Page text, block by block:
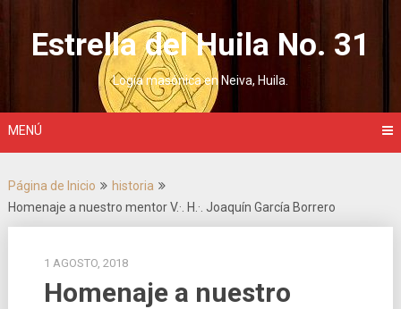
contenidoEstrella del Huila No. 31
Logia masónica en Neiva, Huila.
MENÚ
Página de Inicio
historia
Homenaje a nuestro mentor V.·. H.·. Joaquín García Borrero
1 AGOSTO, 2018
Homenaje a nuestro